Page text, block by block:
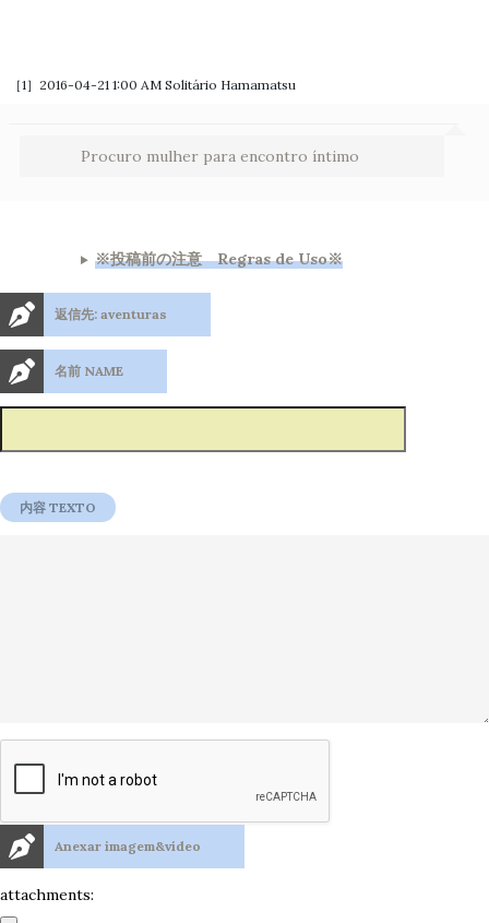
［1］2016-04-21 1:00 AM Solitário Hamamatsu
Procuro mulher para encontro íntimo
※投稿前の注意 Regras de Uso※
返信先: aventuras
名前 NAME
Anexar imagem&vídeo
attachments: